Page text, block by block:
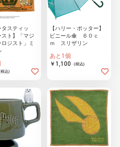
タスティッ
スト】「マジ
ロジスト」ミ
込)
【ハリー・ポッター】
ビニール傘 ６０ｃ
ｍ スリザリン
あと1個
￥1,100
(税込)